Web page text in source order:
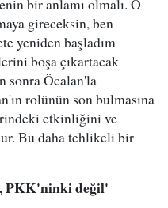
bir anlamı olmalı. O
gireceksin, ben
yeniden başladım
boşa çıkartacak
sonra Öcalan'la
rolünün son bulmasına
etkinliğini ve
Bu daha tehlikeli bir
PKK'ninki değil'